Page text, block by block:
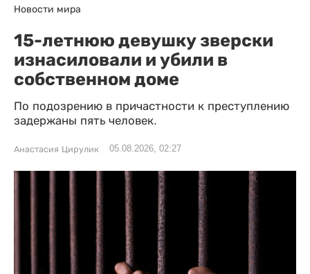
Новости мира
15-летнюю девушку зверски
изнасиловали и убили в
собственном доме
По подозрению в причастности к преступлению
задержаны пять человек.
Анастасия Цирулик 05.08.2026, 02:27